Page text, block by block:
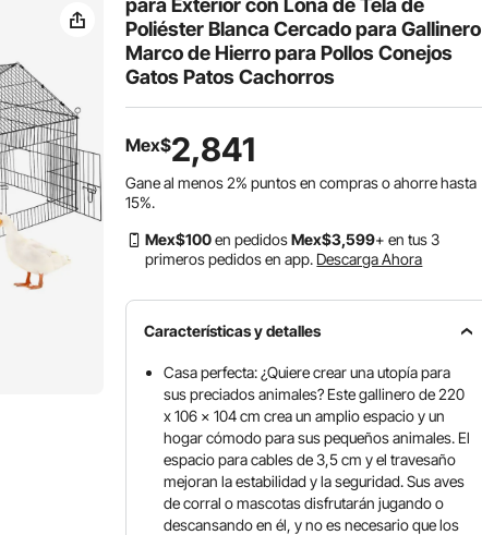
para Exterior con Lona de Tela de
Poliéster Blanca Cercado para Gallinero
Marco de Hierro para Pollos Conejos
Gatos Patos Cachorros
Mex$2,841
Gane al menos2% puntos en compras o ahorre hasta
15%.
Mex$100en pedidosMex$3,599+ en tus 3
primeros pedidos en app. Descarga Ahora
Características y detalles
Casa perfecta: ¿Quiere crear una utopía para
sus preciados animales? Este gallinero de 220
x 106 x 104 cm crea un amplio espacio y un
hogar cómodo para sus pequeños animales. El
espacio para cables de 3,5 cm y el travesaño
mejoran la estabilidad y la seguridad. Sus aves
de corral o mascotas disfrutarán jugando o
descansando en él, y no es necesario que los